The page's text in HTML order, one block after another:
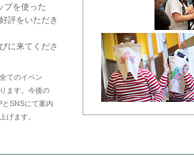
プを使った
評をいただき
に来てくださ
てのイベン
ます。今後の
SNSにて案内
げます。